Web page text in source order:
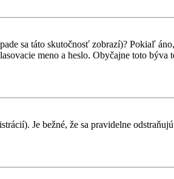
sa táto skutočnosť zobrazí)? Pokiaľ
meno a heslo. Obyčajne toto býva
Je bežné, že sa pravidelne